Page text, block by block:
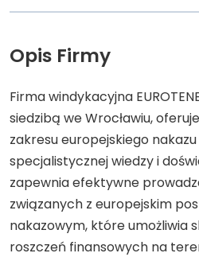
Opis Firmy
Firma windykacyjna
siedzibą we Wrocławiu,
zakresu europejskiego nakazu
specjalistycznej wiedzy i
zapewnia efektywne
związanych z europejskim
nakazowym, które umożliwia
roszczeń finansowych na